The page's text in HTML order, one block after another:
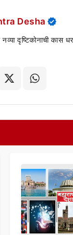
Desha
नव्या दृष्टिकोनाची